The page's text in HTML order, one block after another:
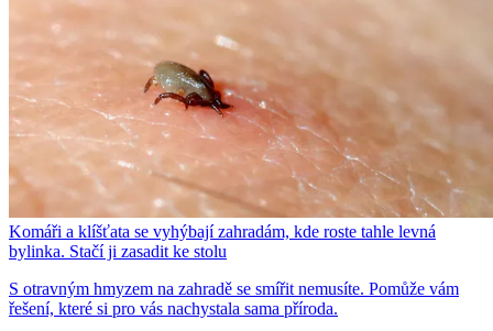
Komáři a klíšťata se vyhýbají zahradám, kde roste tahle levná
bylinka. Stačí ji zasadit ke stolu
S otravným hmyzem na zahradě se smířit nemusíte. Pomůže vám
řešení, které si pro vás nachystala sama příroda.